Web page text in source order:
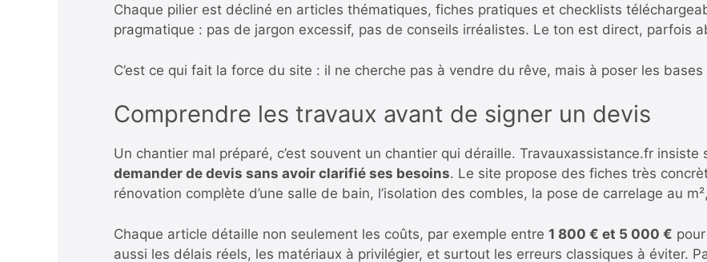
Chaque pilier est décliné en articles thématiques, fiches pratiques et checklists
pragmatique : pas de jargon excessif, pas de conseils irréalistes. Le ton est direct, parfois
C’est ce qui fait la force du site : il ne cherche pas à vendre du rêve, mais à poser les bases
Comprendre les travaux avant de signer un devis
Un chantier mal préparé, c’est souvent un chantier qui déraille. Travauxassistance.fr insiste
demander de devis sans avoir clarifié ses besoins. Le site propose des fiches très
rénovation complète d’une salle de bain, l’isolation des combles, la pose de carrelage au
Chaque article détaille non seulement les coûts, par exemple entre 1 800 € et 5 000 €
aussi les délais réels, les matériaux à privilégier, et surtout les erreurs classiques à éviter.